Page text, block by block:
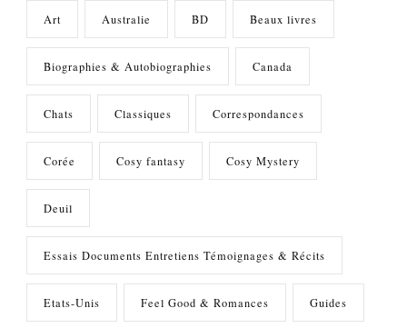
Art Australie BD Beaux livres
Biographies & Autobiographies Canada
Chats Classiques Correspondances
Corée Cosy fantasy Cosy Mystery
Deuil
Essais Documents Entretiens Témoignages & Récits
Etats-Unis Feel Good & Romances Guides